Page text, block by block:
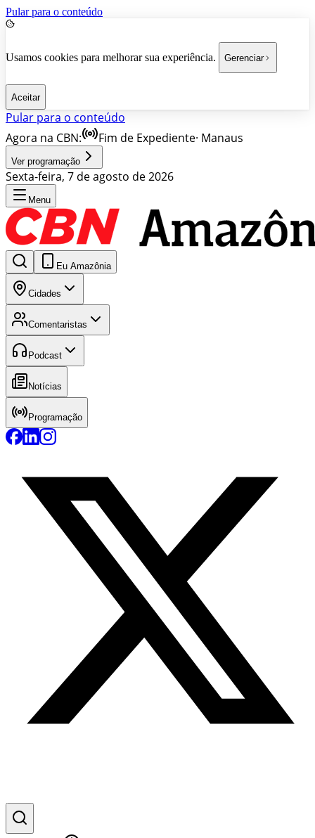
Pular para o conteúdo
Usamos cookies para melhorar sua experiência. Gerenciar
Aceitar
Pular para o conteúdo
Agora na CBN:
Fim de Expediente· Manaus
Ver programação
Sexta-feira, 7 de agosto de 2026
Menu
Eu Amazônia
Cidades
Comentaristas
Podcast
Notícias
Programação